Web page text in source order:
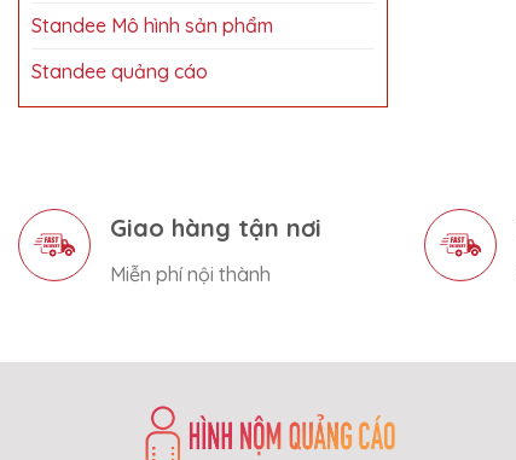
Standee Mô hình sản phẩm
Standee quảng cáo
Giao hàng tận nơi
Miễn phí nội thành